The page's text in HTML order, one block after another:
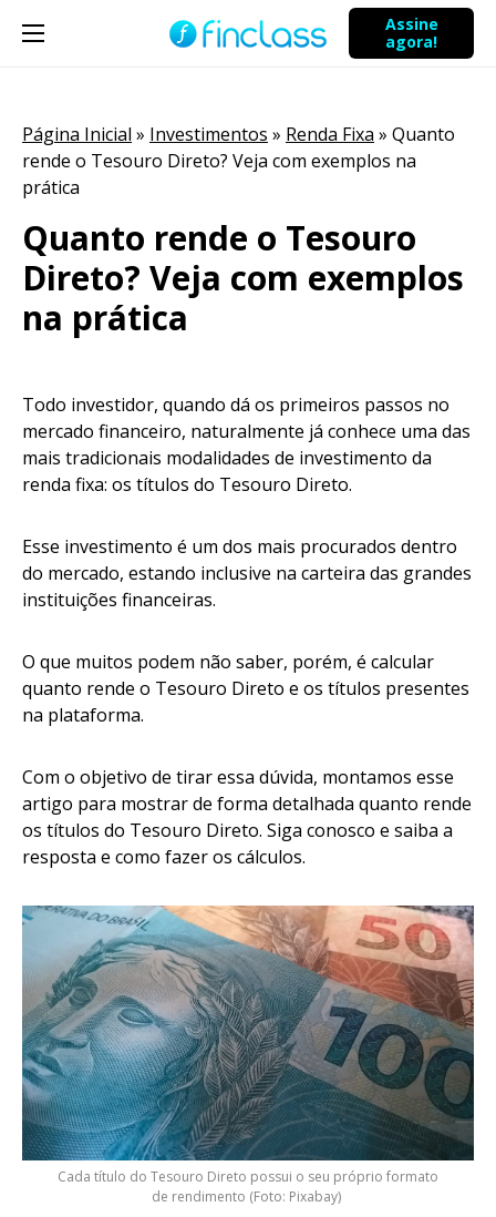
Assine
agora!
Página Inicial » Investimentos » Renda Fixa » Quanto
rende o Tesouro Direto? Veja com exemplos na
prática
Quanto rende o Tesouro
Direto? Veja com exemplos
na prática
Todo investidor, quando dá os primeiros passos no
mercado financeiro, naturalmente já conhece uma das
mais tradicionais modalidades de investimento da
renda fixa: os títulos do Tesouro Direto.
Esse investimento é um dos mais procurados dentro
do mercado, estando inclusive na carteira das grandes
instituições financeiras.
O que muitos podem não saber, porém, é calcular
quanto rende o Tesouro Direto e os títulos presentes
na plataforma.
Com o objetivo de tirar essa dúvida, montamos esse
artigo para mostrar de forma detalhada quanto rende
os títulos do Tesouro Direto. Siga conosco e saiba a
resposta e como fazer os cálculos.
Cada título do Tesouro Direto possui o seu próprio formato
de rendimento (Foto: Pixabay)